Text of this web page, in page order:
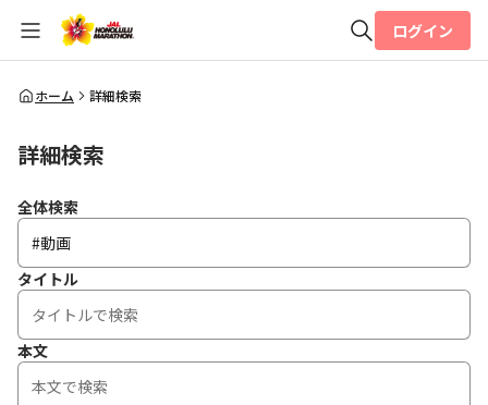
全体検索
ログイン
ホーム 詳細検索
詳細検索
全体検索
タイトル
本文